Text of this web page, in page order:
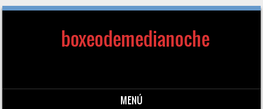
boxeodemedianoche
MENÚ